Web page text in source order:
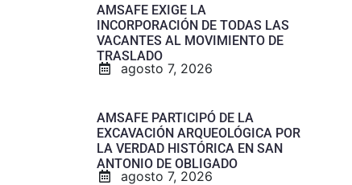
AMSAFE EXIGE LA
INCORPORACIÓN DE TODAS LAS
VACANTES AL MOVIMIENTO DE
TRASLADO
agosto 7, 2026
AMSAFE PARTICIPÓ DE LA
EXCAVACIÓN ARQUEOLÓGICA POR
LA VERDAD HISTÓRICA EN SAN
ANTONIO DE OBLIGADO
agosto 7, 2026